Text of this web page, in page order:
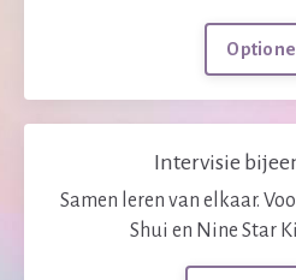
Intervisie
Samen leren van elkaar.
Shui en Nine Star